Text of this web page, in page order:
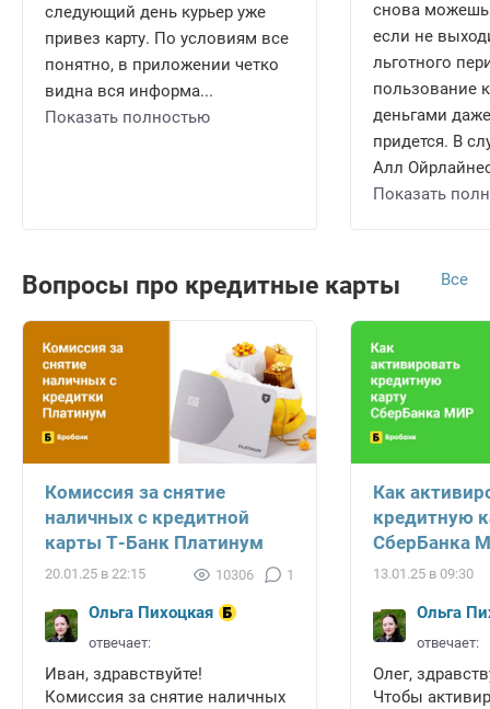
следующий день курьер уже
привез карту. По условиям все
понятно, в приложении четко
видна вся информа...
Показать полностью
снова можешь
если не
льготного
пользование
деньгами
придется. В
Алл
Показать
Вопросы про кредитные карты Все
Комиссия за снятие
наличных с кредитной
карты Т-Банк Платинум
20.01.25 в 22:15 10306 1
Ольга Пихоцкая
отвечает:
Иван, здравствуйте!
Комиссия за снятие наличных
Как
кредитную
СберБанка
13.01.25 в 09:30
Ольга
отвечает:
Олег,
Чтобы